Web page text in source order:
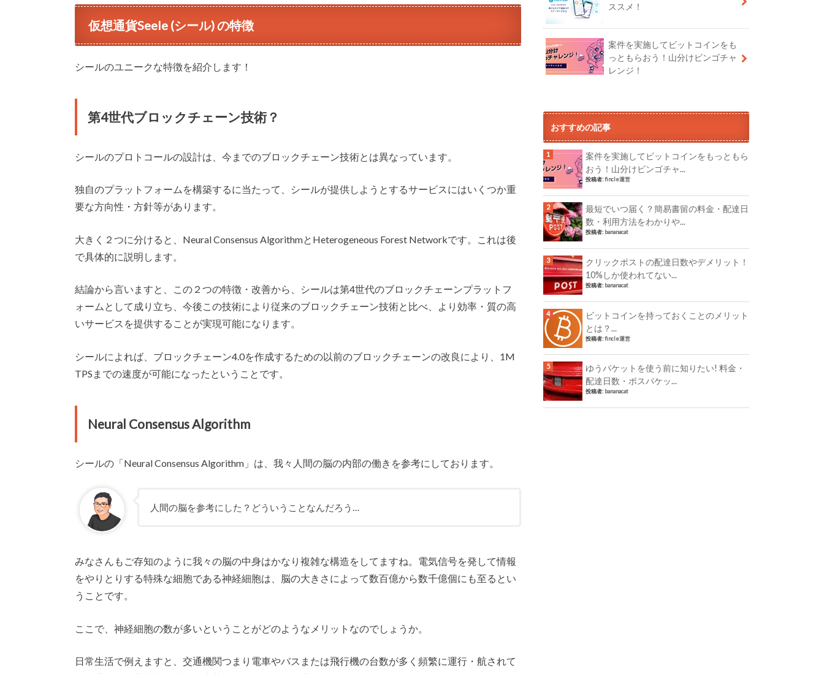
仮想通貨Seele (シール) の特徴
シールのユニークな特徴を紹介します！
第4世代ブロックチェーン技術？
シールのプロトコールの設計は、今までのブロックチェーン技術とは異なっています。
独自のプラットフォームを構築するに当たって、シールが提供しようとするサービスにはいくつか重
要な方向性・方針等があります。
大きく２つに分けると、Neural Consensus AlgorithmとHeterogeneous Forest Networkです。これは後
で具体的に説明します。
結論から言いますと、この２つの特徴・改善から、シールは第4世代のブロックチェーンプラットフ
ォームとして成り立ち、今後この技術により従来のブロックチェーン技術と比べ、より効率・質の高
いサービスを提供することが実現可能になります。
シールによれば、ブロックチェーン4.0を作成するための以前のブロックチェーンの改良により、1M
TPSまでの速度が可能になったということです。
Neural Consensus Algorithm
シールの「Neural Consensus Algorithm」は、我々人間の脳の内部の働きを参考にしております。
人間の脳を参考にした？どういうことなんだろう…
みなさんもご存知のように我々の脳の中身はかなり複雑な構造をしてますね。電気信号を発して情報
をやりとりする特殊な細胞である神経細胞は、脳の大きさによって数百億から数千億個にも至るとい
うことです。
ここで、神経細胞の数が多いということがどのようなメリットなのでしょうか。
日常生活で例えますと、交通機関つまり電車やバスまたは飛行機の台数が多く頻繁に運行・航されて
ススメ！
案件を実施してビットコインをも
っともらおう！山分けビンゴチャ
レンジ！
おすすめの記事
案件を実施してビットコインをもっともら
おう！山分けビンゴチャ...
投稿者:fincle運営
最短でいつ届く？簡易書留の料金・配達日
数・利用方法をわかりや...
投稿者: bananacat
クリックポストの配達日数やデメリット！
10%しか使われてない...
投稿者: bananacat
ビットコインを持っておくことのメリット
とは？...
投稿者:fincle運営
ゆうパケットを使う前に知りたい! 料金・
配達日数・ポスパケッ...
投稿者: bananacat